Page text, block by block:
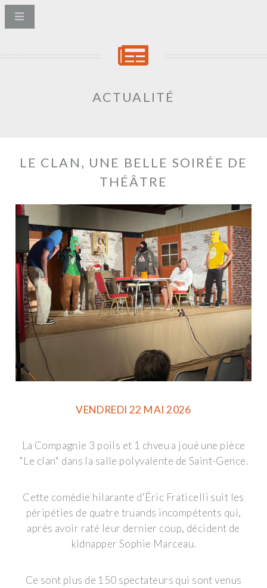
ACTUALITÉ
LE CLAN, UNE BELLE SOIRÉE DE
THÉÂTRE
VENDREDI 22 MAI 2026
La Compagnie 3 poils et 1 chveu a joué une pièce
"Le clan" dans la salle polyvalente de Saint-Gence.
Cette comédie hilarante d'Éric Fraticelli suit les
péripéties de quatre truands incompétents qui,
après avoir raté leur dernier coup, décident de
kidnapper Sophie Marceau.
Ce sont plus de 150 spectateurs qui sont venus